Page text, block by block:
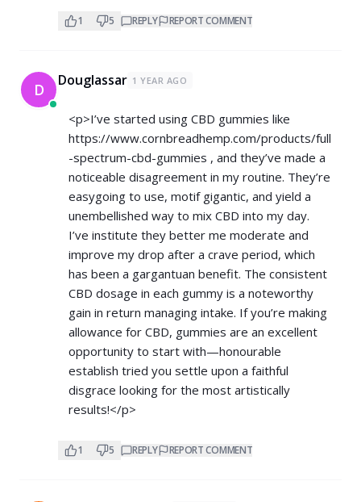
1 5 REPLY REPORT COMMENT
D Douglassar 1 YEAR AGO
<p>I’ve started using CBD gummies like
https://www.cornbreadhemp.com/products/full
-spectrum-cbd-gummies , and they’ve made a
noticeable disagreement in my routine. They’re
easygoing to use, motif gigantic, and yield a
unembellished way to mix CBD into my day.
I’ve institute they better me moderate and
improve my drop after a crave period, which
has been a gargantuan benefit. The consistent
CBD dosage in each gummy is a noteworthy
gain in return managing intake. If you’re making
allowance for CBD, gummies are an excellent
opportunity to start with—honourable
establish tried you settle upon a faithful
disgrace looking for the most artistically
results!</p>
1 5 REPLY REPORT COMMENT